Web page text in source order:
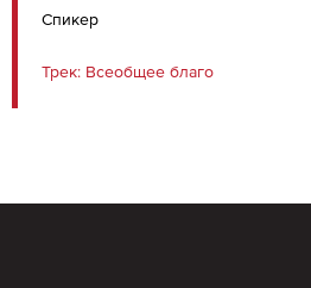
Спикер
Трек: Всеобщее благо